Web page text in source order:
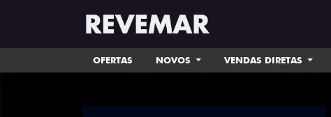
OFERTAS NOVOS VENDAS DIRETAS